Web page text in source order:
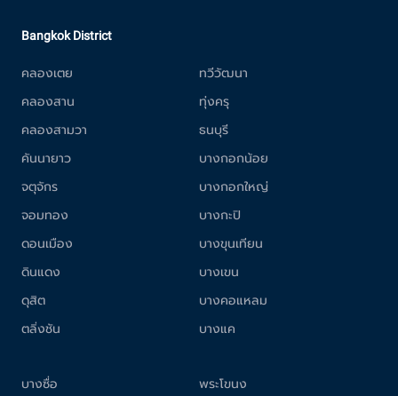
Bangkok District
คลองเตย
คลองสาน
คลองสามวา
คันนายาว
จตุจักร
จอมทอง
ดอนเมือง
ดินแดง
ดุสิต
ตลิ่งชัน
ทวีวัฒนา
ทุ่งครุ
ธนบุรี
บางกอกน้อย
บางกอกใหญ่
บางกะปิ
บางขุนเทียน
บางเขน
บางคอแหลม
บางแค
บางซื่อ
พระโขนง